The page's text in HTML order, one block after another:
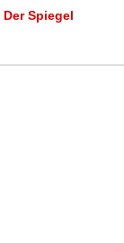
Der Spiegel